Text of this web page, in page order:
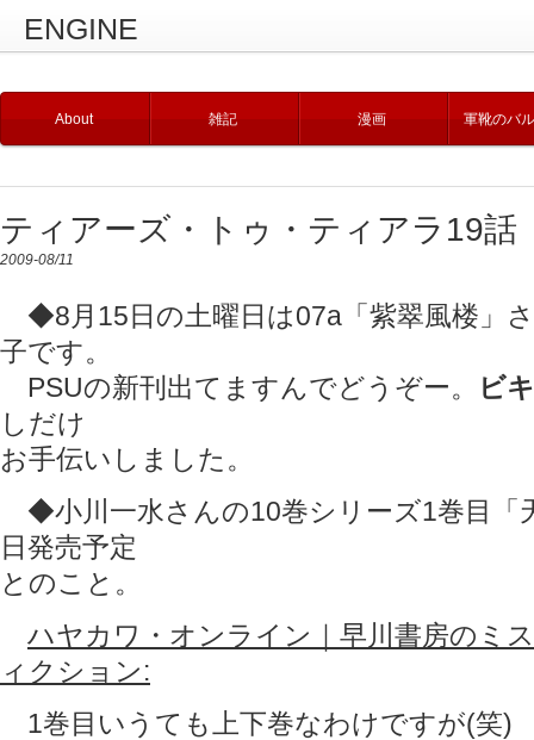
ENGINE
About 雑記 漫画 軍靴のバ
ティアーズ・トゥ・ティアラ19話
2009-08/11
◆8月15日の土曜日は07a「紫翠風楼」
子です。
PSUの新刊出てますんでどうぞー。
ビ
しだけ
お手伝いしました。
◆小川一水さんの10巻シリーズ1巻目「
日発売予定
とのこと。
ハヤカワ・オンライン｜早川書房のミ
ィクション:
1巻目いうても上下巻なわけですが(笑)